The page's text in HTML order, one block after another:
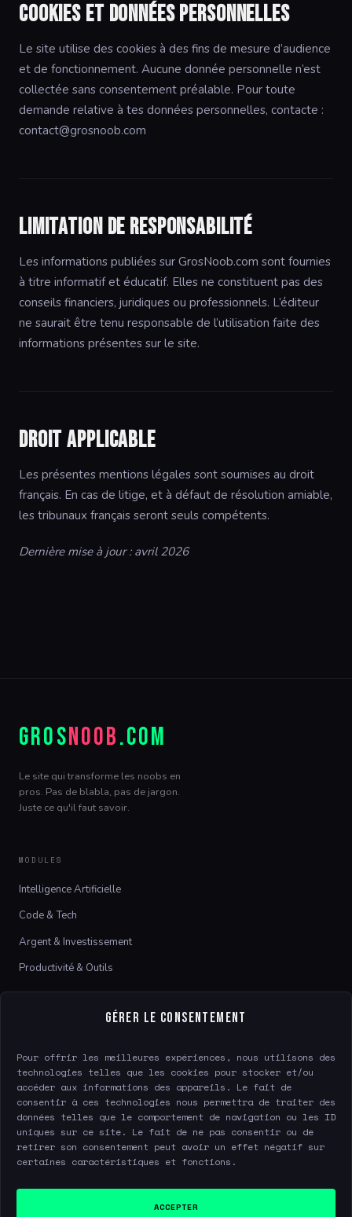
Gérer le consentement
Pour offrir les meilleures expériences, nous utilisons des
technologies telles que les cookies pour stocker et/ou
accéder aux informations des appareils. Le fait de
consentir à ces technologies nous permettra de traiter des
données telles que le comportement de navigation ou les ID
uniques sur ce site. Le fait de ne pas consentir ou de
retirer son consentement peut avoir un effet négatif sur
certaines caractéristiques et fonctions.
ACCEPTER
Cookies et données personnelles
Le site utilise des cookies à des fins de mesure d’audience
et de fonctionnement. Aucune donnée personnelle n’est
collectée sans consentement préalable. Pour toute
demande relative à tes données personnelles, contacte :
contact@grosnoob.com
Limitation de responsabilité
Les informations publiées sur GrosNoob.com sont fournies
à titre informatif et éducatif. Elles ne constituent pas des
conseils financiers, juridiques ou professionnels. L’éditeur
ne saurait être tenu responsable de l’utilisation faite des
informations présentes sur le site.
Droit applicable
Les présentes mentions légales sont soumises au droit
français. En cas de litige, et à défaut de résolution amiable,
les tribunaux français seront seuls compétents.
Dernière mise à jour : avril 2026
GROSNOOB.COM
Le site qui transforme les noobs en
pros. Pas de blabla, pas de jargon.
Juste ce qu'il faut savoir.
MODULES
Intelligence Artificielle
Code & Tech
Argent & Investissement
Productivité & Outils
Contact
LÉGAL
Mentions légales